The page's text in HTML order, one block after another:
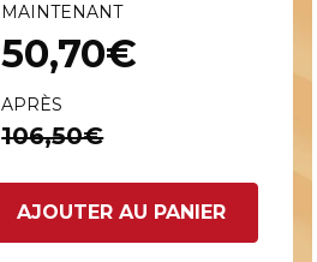
MAINTENANT
50,70€
APRÈS
106,50€
AJOUTER AU PANIER